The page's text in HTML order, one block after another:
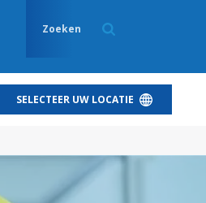
SELECTEER UW LOCATIE